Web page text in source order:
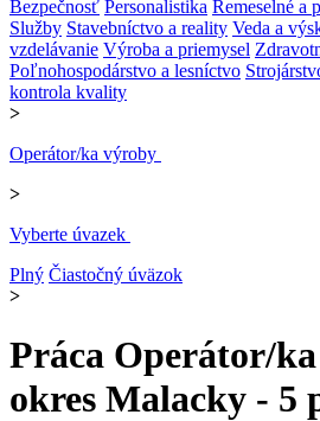
Bezpečnosť Personalistika Remeselné a
Služby Stavebníctvo a reality Veda a
vzdelávanie Výroba a priemysel
Poľnohospodárstvo a lesníctvo
kontrola kvality
>
Operátor/ka výroby
>
Vyberte úvazek
Plný Čiastočný úväzok
>
Práca Operátor/
okres Malacky - 5